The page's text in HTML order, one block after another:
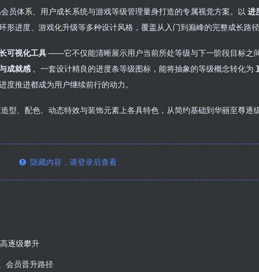
会员体系、用户成长系统与游戏等级管理量身打造的专属视觉方案。以 进
形进度、游戏化升级等多种设计风格，覆盖从入门到巅峰的完整成长路
可视化工具——它不仅能清晰展示用户当前所处等级与下一阶段目标之
成就感。一套设计精良的进度条等级图标，能将抽象的等级概念转化为
度推进都成为用户继续前行的动力。
造型、配色、动态特效与装饰元素上各具特色，从简约基础到华丽至尊逐
隐藏内容，请登录后查看
逐级攀升
会员晋升路径